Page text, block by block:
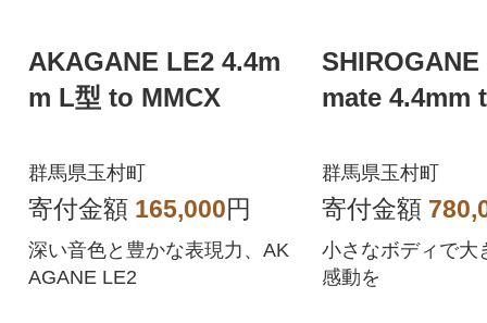
AKAGANE LE2 4.4m
m L型 to MMCX
群馬県玉村町
寄付金額 165,000円
深い音色と豊かな表現力、AK
AGANE LE2
mate 4.4mm
群馬県玉村町
寄付金額
小さなボディで大
感動を